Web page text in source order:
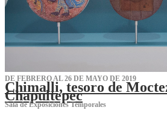
DE FEBRERO AL 26 DE MAYO DE 2019
Chimalli, tesoro de
Chapultepec
Sala de Exposiciones Temporales